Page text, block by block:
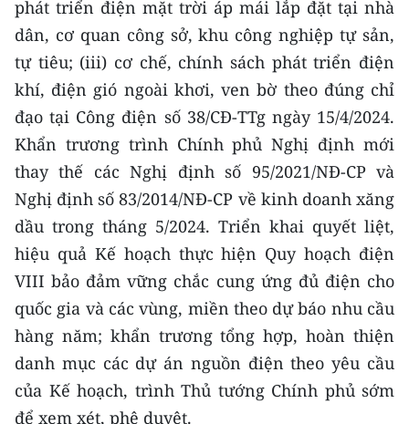
phát triển điện mặt trời áp mái lắp đặt tại nhà
dân, cơ quan công sở, khu công nghiệp tự sản,
tự tiêu; (iii) cơ chế, chính sách phát triển điện
khí, điện gió ngoài khơi, ven bờ theo đúng chỉ
đạo tại Công điện số 38/CĐ-TTg ngày 15/4/2024.
Khẩn trương trình Chính phủ Nghị định mới
thay thế các Nghị định số 95/2021/NĐ-CP và
Nghị định số 83/2014/NĐ-CP về kinh doanh xăng
dầu trong tháng 5/2024. Triển khai quyết liệt,
hiệu quả Kế hoạch thực hiện Quy hoạch điện
VIII bảo đảm vững chắc cung ứng đủ điện cho
quốc gia và các vùng, miền theo dự báo nhu cầu
hàng năm; khẩn trương tổng hợp, hoàn thiện
danh mục các dự án nguồn điện theo yêu cầu
của Kế hoạch, trình Thủ tướng Chính phủ sớm
để xem xét, phê duyệt.